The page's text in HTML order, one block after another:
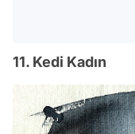
11. Kedi Kadın